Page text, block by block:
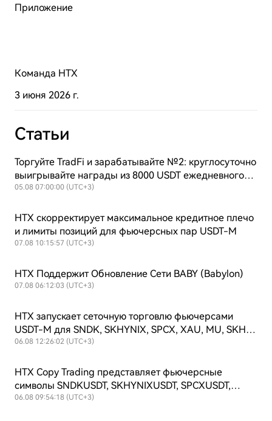
Приложение
Команда HTX
3 июня 2026 г.
Статьи
Торгуйте TradFi и зарабатывайте №2: круглосуточно
выигрывайте награды из 8000 USDT ежедневного
призового фонда + продолжающийся выкуп $HTX
05.08 07:00:00 (UTC+3)
HTX скорректирует максимальное кредитное плечо
и лимиты позиций для фьючерсных пар USDT-M
07.08 10:15:57 (UTC+3)
HTX Поддержит Обновление Сети BABY (Babylon)
07.08 06:12:03 (UTC+3)
HTX запускает сеточную торговлю фьючерсами
USDT-M для SNDK, SKHYNIX, SPCX, XAU, MU, SKHY,
SOXL и TSLAX
06.08 12:26:02 (UTC+3)
HTX Copy Trading представляет фьючерсные
символы SNDKUSDT, SKHYNIXUSDT, SPCXUSDT,
XAUUSDT, MUUSDT, SKHYUSDT, SOXLUSDT и
06.08 09:54:18 (UTC+3)